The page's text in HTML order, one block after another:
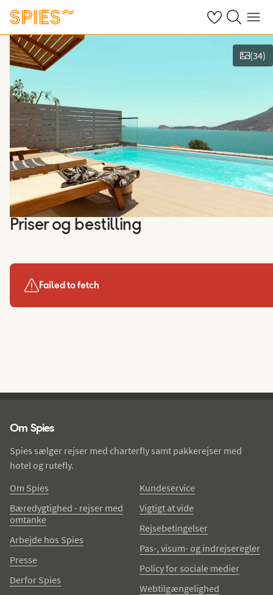
Se dine gemte
Søg påMenu
Vis billeder
(34)
Priser og bestilling
Failed to fetch
Om Spies
Spies sælger rejser med charterfly samt pakkerejser med
hotel og rutefly.
Om Spies
Bæredygtighed - rejser med
omtanke
Arbejde hos Spies
Presse
Derfor Spies
Kundeservice
Vigtigt at vide
Rejsebetingelser
Pas-, visum- og indrejseregler
Policy for sociale medier
Webtilgængelighed